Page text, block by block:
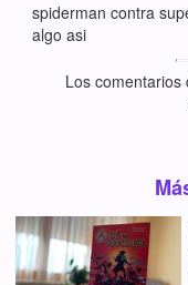
spiderman contra
algo asi
Los